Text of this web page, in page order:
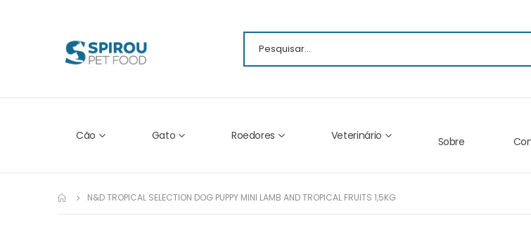
Cão Gato Roedores Veterinário Sobre
N&D TROPICAL SELECTION DOG PUPPY MINI LAMB AND TROPICAL FRUITS 1,5KG